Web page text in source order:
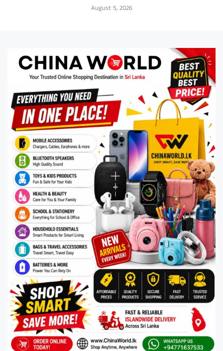
August 5, 2026